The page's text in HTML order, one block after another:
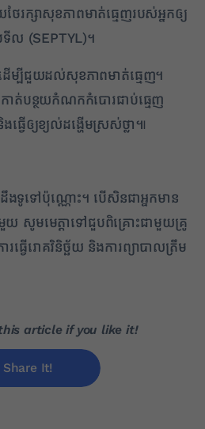
ក្សាសុខភាពមាត់ធ្មេញរបស់អ្នកឲ្យ
ល (SEPTYL)។
ម្បីជួយដល់សុខភាពមាត់ធ្មេញ។
ាត់បន្ថយកំណកកំបោរជាប់ធ្មេញ
ធ្វើឲ្យខ្យល់ដង្ហើមស្រស់ថ្លា៕
ដឹងទូទៅប៉ុណ្ណោះ។ បើសិនជាអ្នកមាន
សូមមេត្តាទៅជួបពិគ្រោះជាមួយគ្រូ
ធ្វើរោគវិនិច្ឆ័យ និងការព្យាបាលត្រឹម
article if you like it!
Share It!